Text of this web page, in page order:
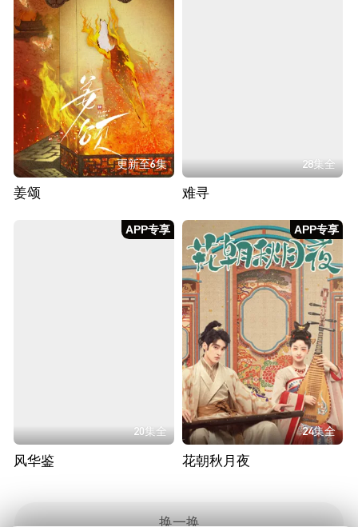
更新至6集
姜颂
28集全
难寻
APP专享
20集全
风华鉴
APP专享
24集全
花朝秋月夜
换一换